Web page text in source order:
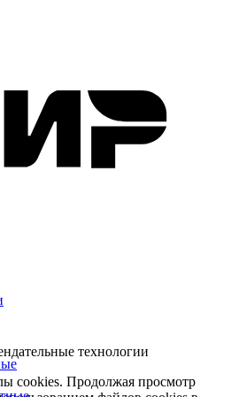
технологии
cookies. Продолжая просмотр